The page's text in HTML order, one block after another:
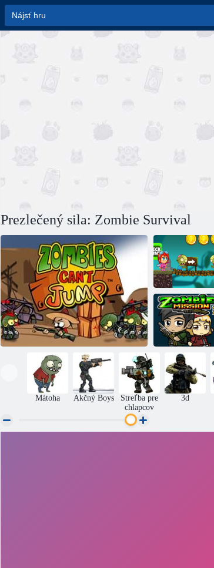
Prezlečený sila: Zombie Survival
Deti Ninjas vs
Zombies
Zombie Mission
2
Mátoha Akčný Boys
Streľba pre
chlapcov
3d